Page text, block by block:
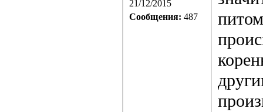
21/12/2015
Сообщения: 487